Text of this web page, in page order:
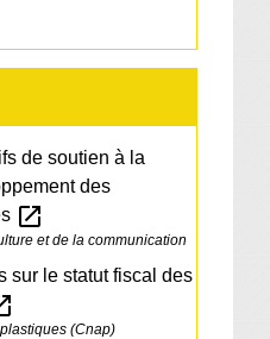
de soutien à la
des
open_in_new
et de la communication
sur le statut fiscal des
(Cnap)